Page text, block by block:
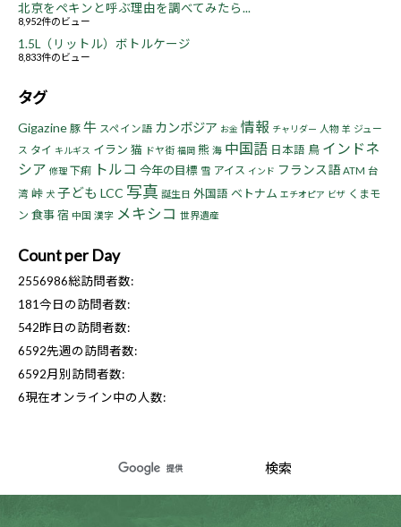
北京をペキンと呼ぶ理由を調べてみたら...
8,952件のビュー
1.5L（リットル）ボトルケージ
8,833件のビュー
タグ
Gigazine 豚 牛 スペイン語 カンボジア お金 情報 チャリダー 人物 羊 ジュー
ス タイ キルギス イラン 猫 ドヤ街 福岡 熊 海 中国語 日本語 鳥 インドネ
シア 修理 下痢 トルコ 今年の目標 雪 アイス インド フランス語 ATM 台
湾 峠 犬 子ども LCC 写真 誕生日 外国語 ベトナム エチオピア ビザ くまモ
ン 食事宿 中国 漢字 メキシコ 世界遺産
Count per Day
2556986総訪問者数:
181今日の訪問者数:
542昨日の訪問者数:
6592先週の訪問者数:
6592月別訪問者数:
6現在オンライン中の人数: